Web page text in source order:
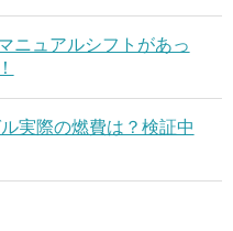
ニュアルシフトがあっ
実際の燃費は？検証中